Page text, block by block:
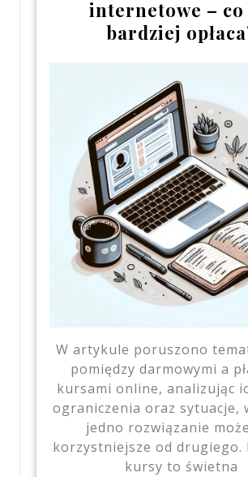
internetowe – co
bardziej
W artykule poruszono
pomiędzy darmowymi a
kursami online, analizując
ograniczenia oraz sytuacje,
jedno rozwiązanie
korzystniejsze od drugiego.
kursy to świetna